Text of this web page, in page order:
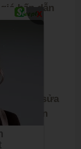
hấp dẫn
hàng
nhất, sửa
chặn
X